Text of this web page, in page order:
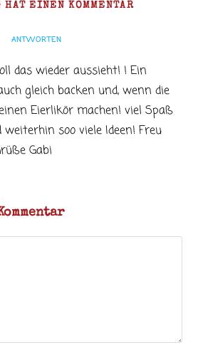
EINEN KOMMENTAR
ANTWORTEN
das wieder aussieht! ! Ein
gleich backen und, wenn die
Eierlikör machen! viel Spaß
soo viele Ideen! Freu
Gabi